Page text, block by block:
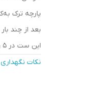
پارچه ترک
بعد از چند
این ست در ۵ رنگ متنوع و دو سایز XL و XXL عرضه شده و برای طیف گسترده‌ای از سایزها گزینه‌ای مناسب و مطمئن محسوب می‌شود.
نکات نگهداری